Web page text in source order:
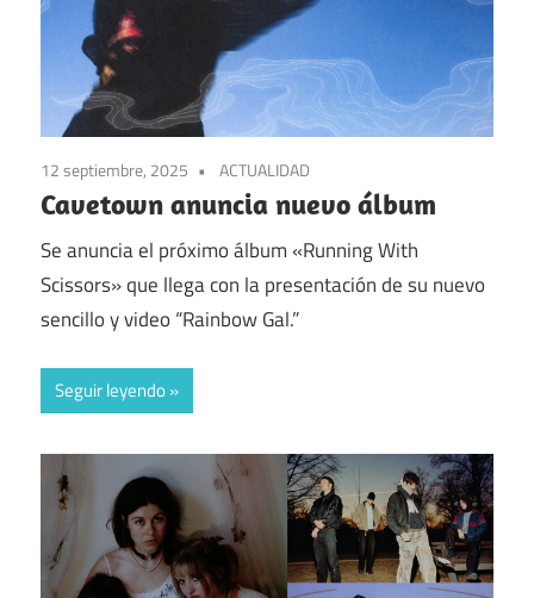
12 septiembre, 2025 ACTUALIDAD
Cavetown anuncia nuevo álbum
Se anuncia el próximo álbum «Running With
Scissors» que llega con la presentación de su nuevo
sencillo y video “Rainbow Gal.”
Seguir leyendo